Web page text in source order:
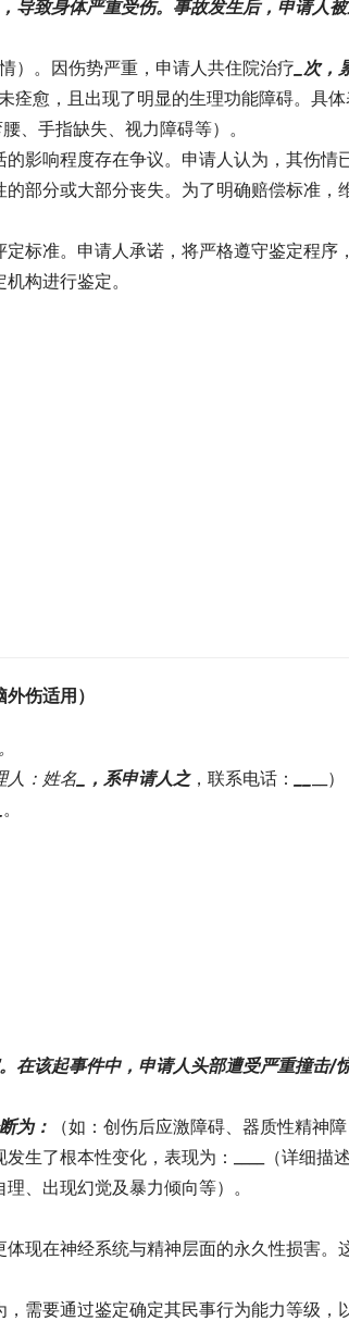
导致身体严重受伤。事故发生后，申请人
情）。因伤势严重，申请人共住院治疗 _次，
痊愈，且出现了明显的生理功能障碍。具
、手指缺失、视力障碍等）。
影响程度存在争议。申请人认为，其伤情
部分或大部分丧失。为了明确赔偿标准，
标准。申请人承诺，将严格遵守鉴定程序
构进行鉴定。
伤适用）
。
人：姓名 _，系申请人之，联系电话：
__）
。
在该起事件中，申请人头部遭受严重撞击/
为：
（如：创伤后应激障碍、器质性精神障
生了根本性变化，表现为：____（详细描
、出现幻觉及暴力倾向等）。
现在神经系统与精神层面的永久性损害。
需要通过鉴定确定其民事行为能力等级，